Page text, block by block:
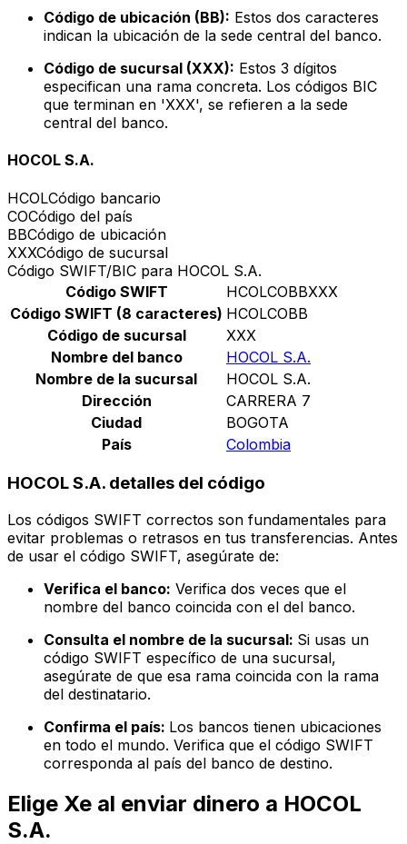
Código de ubicación (BB): Estos dos caracteres
indican la ubicación de la sede central del banco.
Código de sucursal (XXX): Estos 3 dígitos
especifican una rama concreta. Los códigos BIC
que terminan en 'XXX', se refieren a la sede
central del banco.
HOCOL S.A.
HCOLCódigo bancario
COCódigo del país
BBCódigo de ubicación
XXXCódigo de sucursal
Código SWIFT/BIC para HOCOL S.A.
Código SWIFT
HCOLCOBBXXX
Código SWIFT (8 caracteres) HCOLCOBB
Código de sucursal
XXX
Nombre del banco
HOCOL S.A.
Nombre de la sucursal
HOCOL S.A.
Dirección
CARRERA 7
Ciudad
BOGOTA
País
Colombia
HOCOL S.A. detalles del código
Los códigos SWIFT correctos son fundamentales para
evitar problemas o retrasos en tus transferencias. Antes
de usar el código SWIFT, asegúrate de:
Verifica el banco: Verifica dos veces que el
nombre del banco coincida con el del banco.
Consulta el nombre de la sucursal: Si usas un
código SWIFT específico de una sucursal,
asegúrate de que esa rama coincida con la rama
del destinatario.
Confirma el país: Los bancos tienen ubicaciones
en todo el mundo. Verifica que el código SWIFT
corresponda al país del banco de destino.
Elige Xe al enviar dinero a HOCOL
S.A.